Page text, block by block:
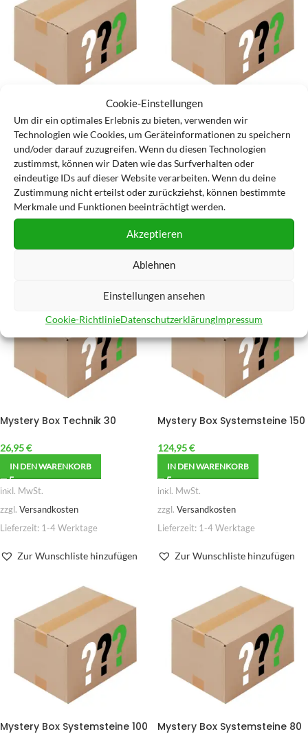
Cookie-Einstellungen
Um dir ein optimales Erlebnis zu bieten, verwenden wir
Technologien wie Cookies, um Geräteinformationen zu speichern
und/oder darauf zuzugreifen. Wenn du diesen Technologien
zustimmst, können wir Daten wie das Surfverhalten oder
eindeutige IDs auf dieser Website verarbeiten. Wenn du deine
Zustimmung nicht erteilst oder zurückziehst, können bestimmte
Merkmale und Funktionen beeinträchtigt werden.
Akzeptieren
Ablehnen
Einstellungen ansehen
Cookie-RichtlinieDatenschutzerklärungImpressum
Mystery Box Technik 80
67,95€
IN DEN WARENKORB
zzgl. Versandkosten
Lieferzeit:1-4 Werktage
Zur Wunschliste hinzufügen
Mystery Box Technik 50
44,95€
IN DEN WARENKORB
zzgl.Versandkosten
Lieferzeit:1-4 Werktage
Zur Wunschliste hinzufügen
Mystery Box Technik 30
26,95€
IN DEN WARENKORB
inkl. MwSt.
zzgl. Versandkosten
Lieferzeit: 1-4 Werktage
Zur Wunschliste hinzufügen
Mystery Box Systemsteine 150
124,95€
IN DEN WARENKORB
inkl. MwSt.
zzgl. Versandkosten
Lieferzeit: 1-4 Werktage
Zur Wunschliste hinzufügen
Mystery Box Systemsteine 100 Mystery Box Systemsteine 80